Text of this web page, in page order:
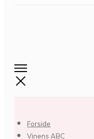
Forside
Vinens ABC